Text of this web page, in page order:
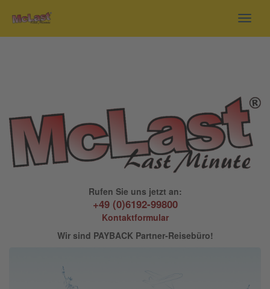
Rufen Sie uns jetzt an:
+49 (0)6192-99800
Kontaktformular
Wir sind PAYBACK Partner-Reisebüro!